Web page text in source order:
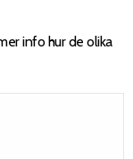
info hur de olika